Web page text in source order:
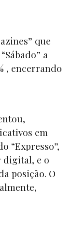
que
Sábado” a
, encerrando
em
“Expresso”,
digital, e o
posição. O